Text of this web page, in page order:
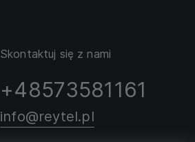
Skontaktuj się z nami
+48573581161
info@reytel.pl